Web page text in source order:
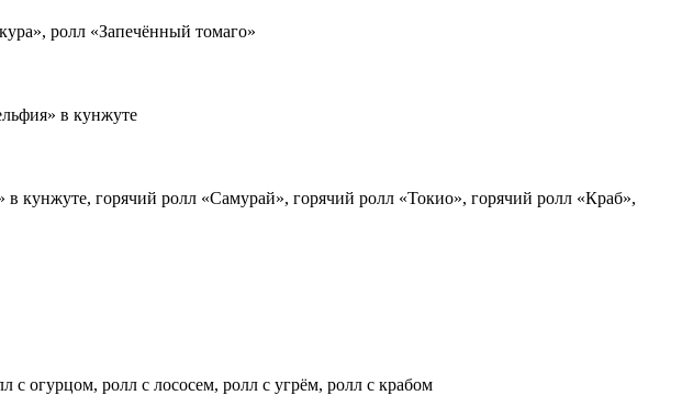
ролл «Запечённый томаго»
в кунжуте
кунжуте, горячий ролл «Самурай», горячий ролл «Токио», горячий ролл «Краб»,
огурцом, ролл с лососем, ролл с угрём, ролл с крабом